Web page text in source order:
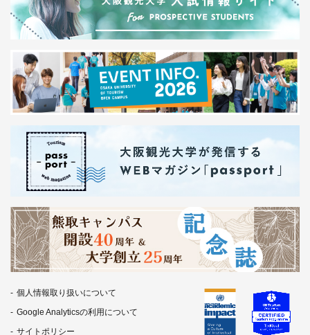
個人情報取り扱いについて
Google Analyticsの利用について
サイトポリシー